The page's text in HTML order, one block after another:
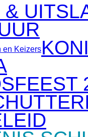
en Keizers